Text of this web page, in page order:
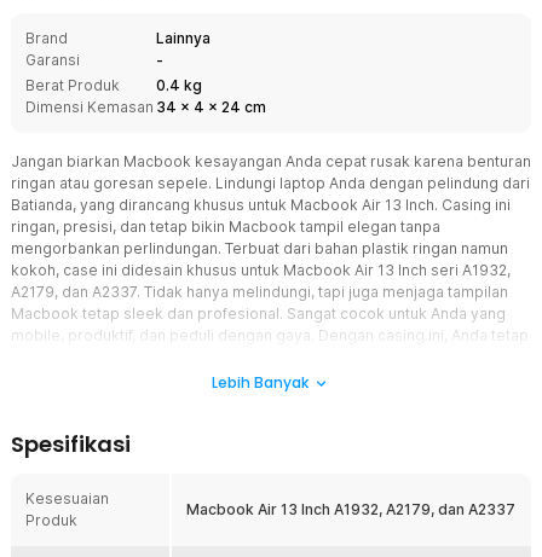
Brand
Lainnya
Garansi
-
Berat Produk
0.4 kg
Dimensi Kemasan 34 x 4 x 24 cm
Jangan biarkan Macbook kesayangan Anda cepat rusak karena benturan
ringan atau goresan sepele. Lindungi laptop Anda dengan pelindung dari
Batianda, yang dirancang khusus untuk Macbook Air 13 Inch. Casing ini
ringan, presisi, dan tetap bikin Macbook tampil elegan tanpa
mengorbankan perlindungan. Terbuat dari bahan plastik ringan namun
kokoh, case ini didesain khusus untuk Macbook Air 13 Inch seri A1932,
A2179, dan A2337. Tidak hanya melindungi, tapi juga menjaga tampilan
Macbook tetap sleek dan profesional. Sangat cocok untuk Anda yang
mobile, produktif, dan peduli dengan gaya. Dengan casing ini, Anda tetap
Bebas dari Kotoran dan Benturan
Pelindung ini memberikan lapisan perlindungan menyeluruh untuk
bodi Macbook Anda tanpa membuatnya terasa berat atau bulky.
Lebih Banyak
Spesifikasi
Kesesuaian
Produk
Macbook Air 13 Inch A1932, A2179, dan A2337